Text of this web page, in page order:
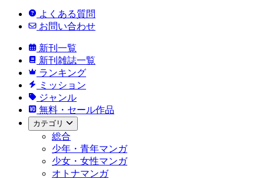
よくある質問
お問い合わせ
新刊一覧
新刊雑誌一覧
ランキング
ミッション
ジャンル
無料・セール作品
カテゴリ
総合
少年・青年マンガ
少女・女性マンガ
オトナマンガ